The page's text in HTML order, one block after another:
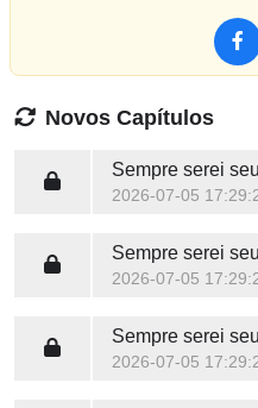
Novos Capítulos
Sempre serei
2026-07-05
Sempre serei
2026-07-05
Sempre serei
2026-07-05